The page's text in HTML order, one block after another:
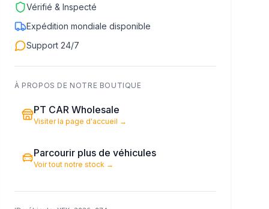
Vérifié & Inspecté
Expédition mondiale disponible
Support 24/7
À PROPOS DE NOTRE BOUTIQUE
PT CAR Wholesale
Visiter la page d'accueil →
Parcourir plus de véhicules
Voir tout notre stock →